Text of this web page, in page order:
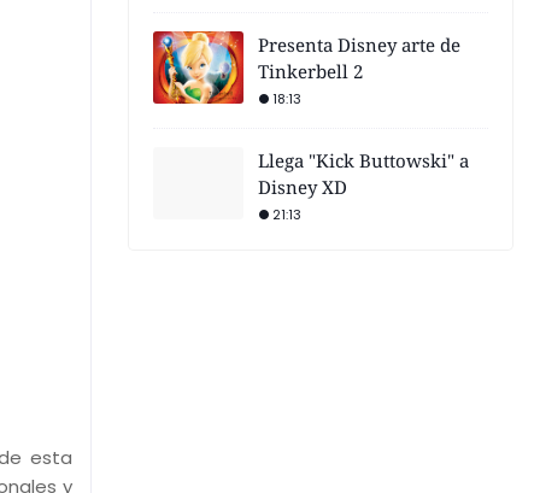
esta
y
Presenta Disney arte de
Tinkerbell 2
18:13
Llega "Kick Buttowski" a
Disney XD
21:13